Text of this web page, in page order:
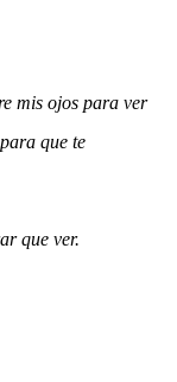
mis ojos para ver
que te
que ver.